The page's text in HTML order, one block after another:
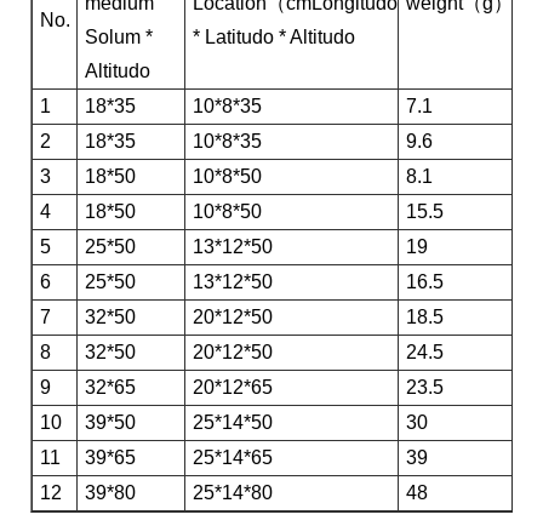
No.
Solum *
Altitudo
* Latitudo * Altitudo
1 18*35 10*8*35 7.1
2
18*35 10*8*35 9.6
3
18*50 10*8*50 8.1
4
18*50 10*8*50 15.5
5
25*50 13*12*50 19
6
25*50 13*12*50 16.5
7
32*50 20*12*50 18.5
8
32*50 20*12*50 24.5
9
32*65 20*12*65 23.5
10
39*50 25*14*50 30
11
39*65 25*14*65 39
12
39*80 25*14*80 48